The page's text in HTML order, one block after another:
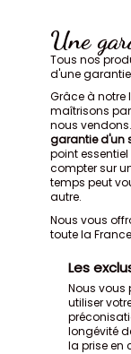
Une
Tous nos
d'une
Grâce à notre
maîtrisons
nous
garantie d'un
point
compter sur
temps peut
autre.
Nous vous
toute la
Les
Nous vous
utiliser
longévité
la prise en